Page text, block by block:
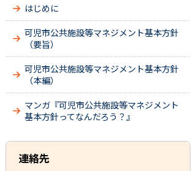
はじめに
可児市公共施設等マネジメント基本方針
（要旨）
可児市公共施設等マネジメント基本方針
（本編）
マンガ『可児市公共施設等マネジメント
基本方針ってなんだろう？』
連絡先